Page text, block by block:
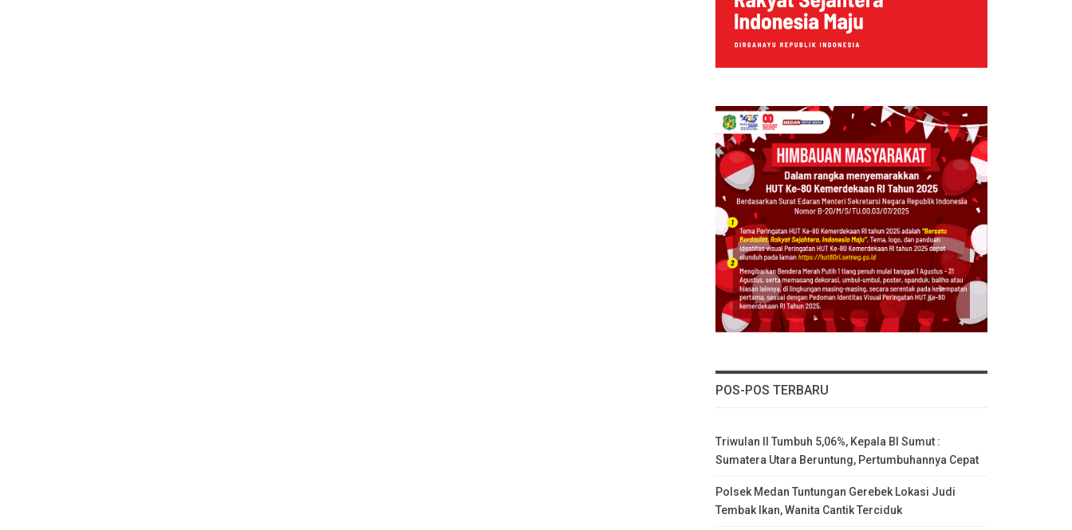
POS-POS TERBARU
Triwulan II Tumbuh 5,06%, Kepala BI Sumut :
Sumatera Utara Beruntung, Pertumbuhannya Cepat
Polsek Medan Tuntungan Gerebek Lokasi Judi
Tembak Ikan, Wanita Cantik Terciduk